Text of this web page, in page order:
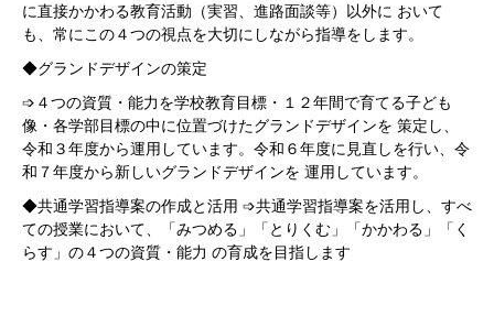
に直接かかわる教育活動（実習、進路面談等）以外に おいて
も、常にこの４つの視点を大切にしながら指導をします。
◆グランドデザインの策定
➩４つの資質・能力を学校教育目標・１２年間で育てる子ども
像・各学部目標の中に位置づけたグランドデザインを 策定し、
令和３年度から運用しています。令和６年度に見直しを行い、令
和７年度から新しいグランドデザインを 運用しています。
◆共通学習指導案の作成と活用 ➩共通学習指導案を活用し、すべ
ての授業において、「みつめる」「とりくむ」「かかわる」「く
らす」の４つの資質・能力 の育成を目指します